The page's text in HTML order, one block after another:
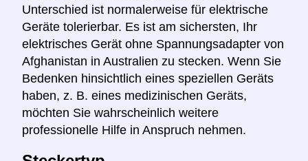
Unterschied ist normalerweise für elektrische
Geräte tolerierbar. Es ist am sichersten, Ihr
elektrisches Gerät ohne Spannungsadapter von
Afghanistan in Australien zu stecken. Wenn Sie
Bedenken hinsichtlich eines speziellen Geräts
haben, z. B. eines medizinischen Geräts,
möchten Sie wahrscheinlich weitere
professionelle Hilfe in Anspruch nehmen.